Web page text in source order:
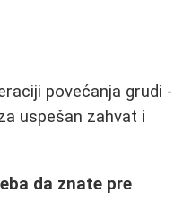
povećanja grudi -
uspešan zahvat i
da znate pre